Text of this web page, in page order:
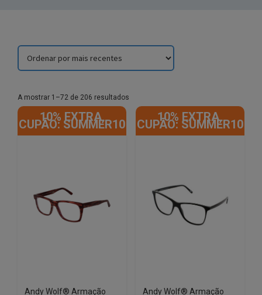
A mostrar 1–72 de 206 resultados
latest
10% EXTRA,
CUPÃO: SUMMER10
Andy Wolf® Armação
10% EXTRA,
CUPÃO: SUMMER10
Andy Wolf® Armação